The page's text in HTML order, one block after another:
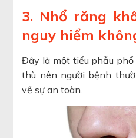
3. Nhổ răng
nguy hiểm
Đây là một tiểu phẫu
thù nên người bệnh
về sự an toàn.